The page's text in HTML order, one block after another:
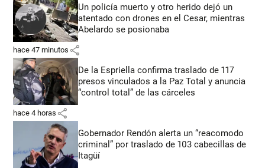
Un policía muerto y otro herido dejó un
atentado con drones en el Cesar, mientras
Abelardo se posionaba
hace 47 minutos share
De la Espriella confirma traslado de 117
presos vinculados a la Paz Total y anuncia
“control total” de las cárceles
hace 4 horas share
Gobernador Rendón alerta un “reacomodo
criminal” por traslado de 103 cabecillas de
Itagüí